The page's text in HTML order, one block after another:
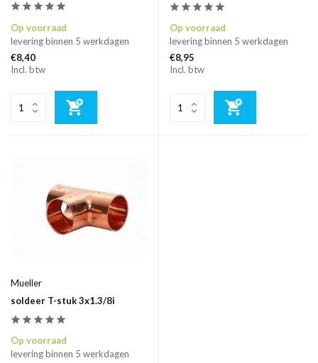
Op voorraad
levering binnen 5 werkdagen
€8,40
Incl. btw
Op voorraad
levering binnen 5 werkdagen
€8,95
Incl. btw
Mueller
soldeer T-stuk 3x1.3/8i
Op voorraad
levering binnen 5 werkdagen